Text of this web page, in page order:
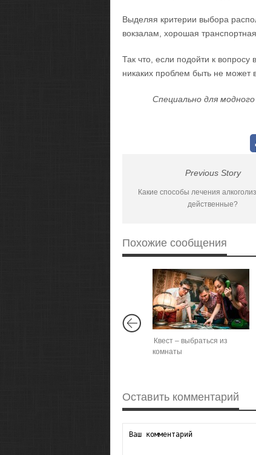
Выделяя критерии выбора
вокзалам, хорошая транспортная
Так что, если подойти к
никаких проблем быть не может
Специально для
Previous Story
Какие способы лечения
действенные?
Похожие сообщения
Квест – выбраться из
комнаты
Оставить комментарий